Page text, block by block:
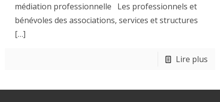
médiation professionnelle Les professionnels et
bénévoles des associations, services et structures
[…]
Lire plus